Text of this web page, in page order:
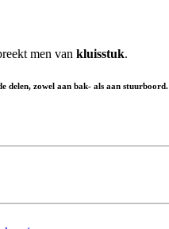
men van kluisstuk.
delen, zowel aan bak- als aan stuurboord.